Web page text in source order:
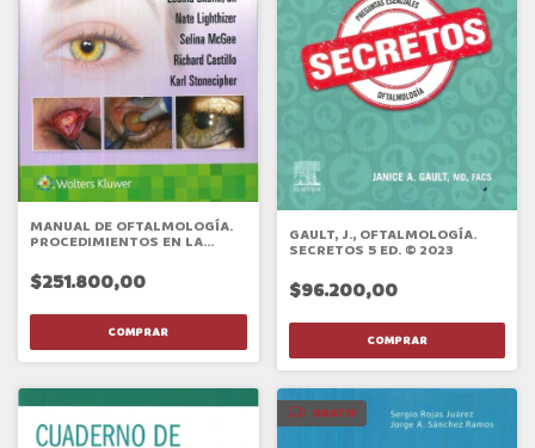
MANUAL DE OFTALMOLOGÍA.
PROCEDIMIENTOS EN LA
$251.800,00
GAULT, J., OFTALMOLOGÍA.
SECRETOS 5 ED. © 2023
$96.200,00
GRATIS